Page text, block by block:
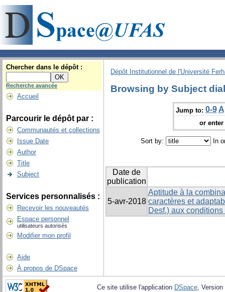
Chercher dans le dépôt :
Recherche avancée
Accueil
Parcourir le dépôt par :
Communautés et collections
Issue Date
Author
Title
Subject
Services personnalisés :
Recevoir les nouveautés
Espace personnel
utilisateurs autorisés
Modifier mon profil
Aide
À propos de DSpace
Dépôt Institutionnel de l'Université
Browsing by Subject
Jump to: 0-9 A
or
Sort by: In
Date de
publication
5-avr-2018
Aptitude à la
caractères et
Desf.) aux
Ce site utilise l'application DSpace,